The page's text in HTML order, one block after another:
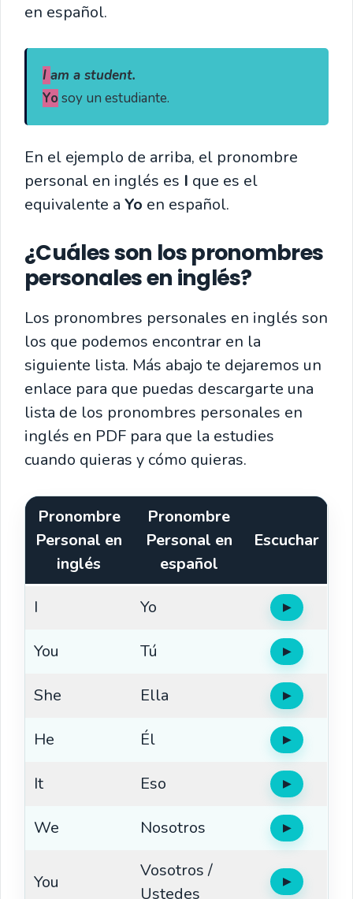
en español.
I am a student.
Yo soy un estudiante.
En el ejemplo de arriba, el pronombre
personal en inglés es I que es el
equivalente a Yo en español.
¿Cuáles son los pronombres
personales en inglés?
Los pronombres personales en inglés son
los que podemos encontrar en la
siguiente lista. Más abajo te dejaremos un
enlace para que puedas descargarte una
lista de los pronombres personales en
inglés en PDF para que la estudies
cuando quieras y cómo quieras.
Pronombre
Personal en
inglés
Pronombre
Personal en
español
Escuchar
I Yo ▶Oír
You Tú ▶Oír
She Ella ▶Oír
He Él ▶Oír
It Eso ▶Oír
We Nosotros ▶Oír
You
Vosotros /
Ustedes
▶Oír